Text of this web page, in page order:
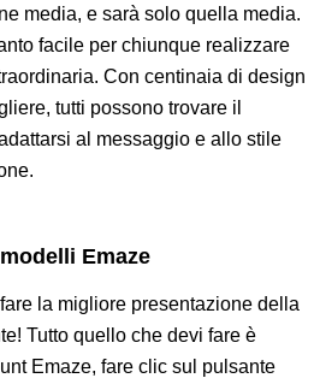
media, e sarà solo quella media.
facile per chiunque realizzare
Con centinaia di design
tutti possono trovare il
al messaggio e allo stile
Emaze
la migliore presentazione della
Tutto quello che devi fare è
Emaze, fare clic sul pulsante